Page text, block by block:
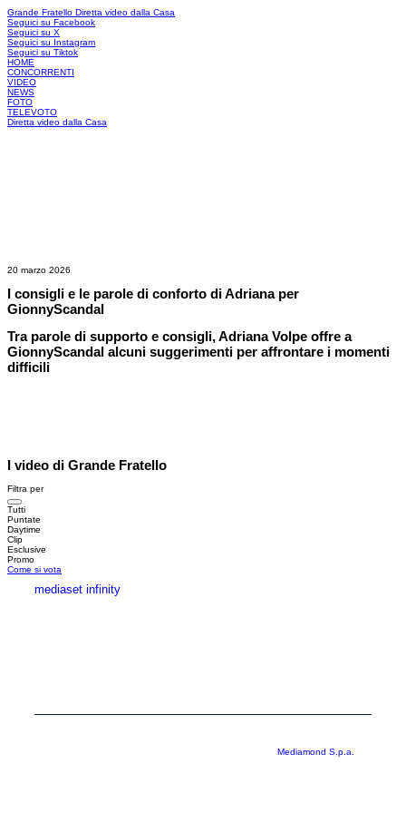
Grande Fratello Diretta video dalla Casa
Seguici su Facebook
Seguici su X
Seguici su Instagram
Seguici su Tiktok
HOME
CONCORRENTI
VIDEO
NEWS
FOTO
TELEVOTO
Diretta video dalla Casa
20 marzo 2026
I consigli e le parole di conforto di Adriana per
GionnyScandal
Tra parole di supporto e consigli, Adriana Volpe offre a
GionnyScandal alcuni suggerimenti per affrontare i momenti
difficili
I video di Grande Fratello
Filtra per
Tutti
Puntate
Daytime
Clip
Esclusive
Promo
Come si vota
mediaset infinity
Mediamond S.p.a.